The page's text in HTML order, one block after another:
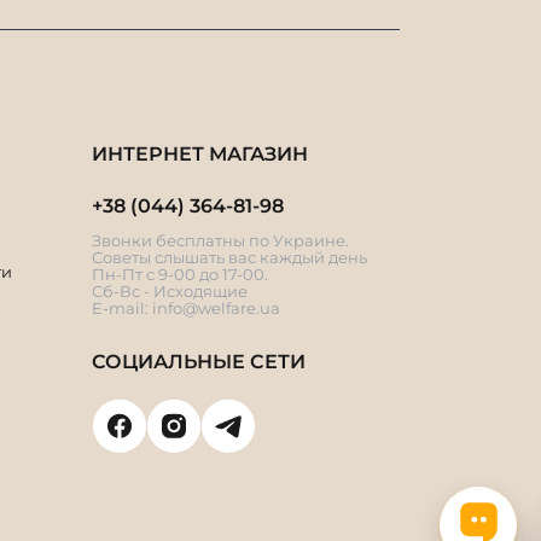
ИНТЕРНЕТ МАГАЗИН
+38 (044) 364-81-98
Звонки бесплатны по Украине.
Советы слышать вас каждый день
Пн-Пт с 9-00 до 17-00.
Сб-Вс - Исходящие
E-mail: info@welfare.ua
СОЦИАЛЬНЫЕ СЕТИ